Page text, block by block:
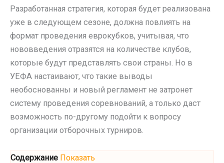
Разработанная стратегия, которая будет реализована
уже в следующем сезоне, должна повлиять на
формат проведения еврокубков, учитывая, что
нововведения отразятся на количестве клубов,
которые будут представлять свои страны. Но в
УЕФА настаивают, что такие выводы
необоснованны и новый регламент не затронет
систему проведения соревнований, а только даст
возможность по-другому подойти к вопросу
организации отборочных турниров.
Содержание Показать